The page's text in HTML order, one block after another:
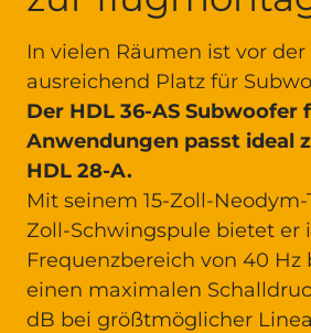
In vielen Räumen ist vor
ausreichend Platz für
Der HDL 36-AS Subwoofer
Anwendungen passt ideal
HDL 28-A.
Mit seinem 15-Zoll-
Zoll-Schwingspule bietet er
Frequenzbereich von 40 Hz
einen maximalen
dB bei größtmöglicher